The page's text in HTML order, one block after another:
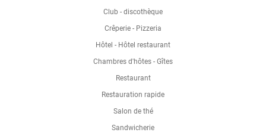
Club - discothèque
Crêperie - Pizzeria
Hôtel - Hôtel restaurant
Chambres d'hôtes - Gîtes
Restaurant
Restauration rapide
Salon de thé
Sandwicherie